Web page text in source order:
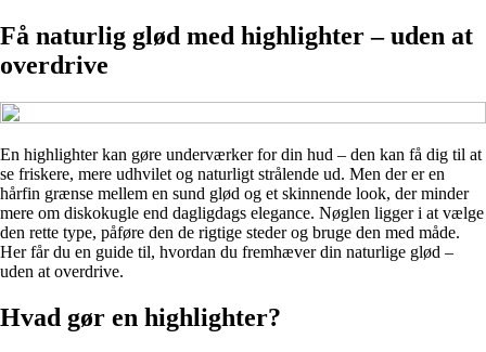
Få naturlig glød med highlighter – uden at
overdrive
En highlighter kan gøre underværker for din hud – den kan få dig til at
se friskere, mere udhvilet og naturligt strålende ud. Men der er en
hårfin grænse mellem en sund glød og et skinnende look, der minder
mere om diskokugle end dagligdags elegance. Nøglen ligger i at vælge
den rette type, påføre den de rigtige steder og bruge den med måde.
Her får du en guide til, hvordan du fremhæver din naturlige glød –
uden at overdrive.
Hvad gør en highlighter?